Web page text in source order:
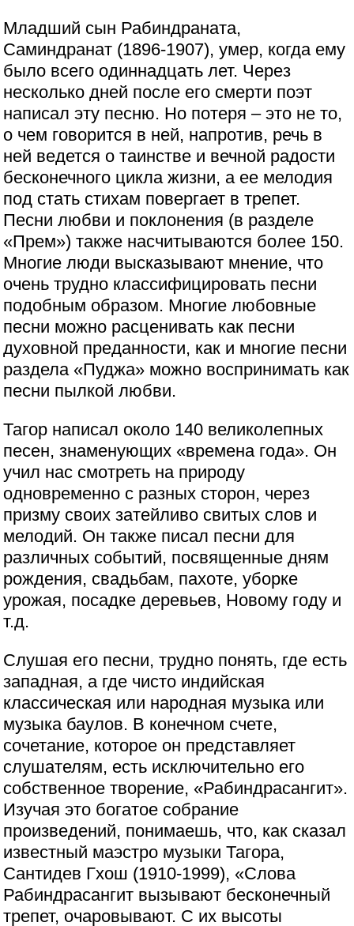
Младший сын Рабиндраната,
Саминдранат (1896-1907), умер, когда ему
было всего одиннадцать лет. Через
несколько дней после его смерти поэт
написал эту песню. Но потеря – это не то,
о чем говорится в ней, напротив, речь в
ней ведется о таинстве и вечной радости
бесконечного цикла жизни, а ее мелодия
под стать стихам повергает в трепет.
Песни любви и поклонения (в разделе
«Прем») также насчитываются более 150.
Многие люди высказывают мнение, что
очень трудно классифицировать песни
подобным образом. Многие любовные
песни можно расценивать как песни
духовной преданности, как и многие песни
раздела «Пуджа» можно воспринимать как
песни пылкой любви.
Тагор написал около 140 великолепных
песен, знаменующих «времена года». Он
учил нас смотреть на природу
одновременно с разных сторон, через
призму своих затейливо свитых слов и
мелодий. Он также писал песни для
различных событий, посвященные дням
рождения, свадьбам, пахоте, уборке
урожая, посадке деревьев, Новому году и
т.д.
Слушая его песни, трудно понять, где есть
западная, а где чисто индийская
классическая или народная музыка или
музыка баулов. В конечном счете,
сочетание, которое он представляет
слушателям, есть исключительно его
собственное творение, «Рабиндрасангит».
Изучая это богатое собрание
произведений, понимаешь, что, как сказал
известный маэстро музыки Тагора,
Сантидев Гхош (1910-1999), «Слова
Рабиндрасангит вызывают бесконечный
трепет, очаровывают. С их высоты